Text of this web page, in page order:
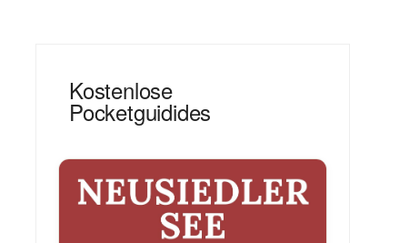
Kostenlose
Pocketguidides